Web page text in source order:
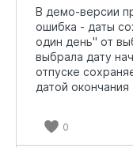
В демо-версии
ошибка - даты
один день" от
выбрала дату
отпуске
датой окончания
0